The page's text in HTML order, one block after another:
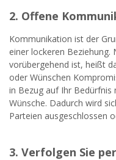
2. Offene
Kommunikation ist der
einer lockeren Beziehung.
vorübergehend ist, heißt
oder Wünschen
in Bezug auf Ihr Bedürfnis
Wünsche. Dadurch wird
Parteien ausgeschlossen
3. Verfolgen Sie